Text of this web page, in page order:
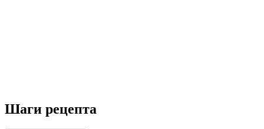
Шаги рецепта